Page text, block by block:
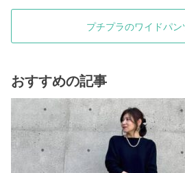
プチプラのワイドパ
おすすめの記事